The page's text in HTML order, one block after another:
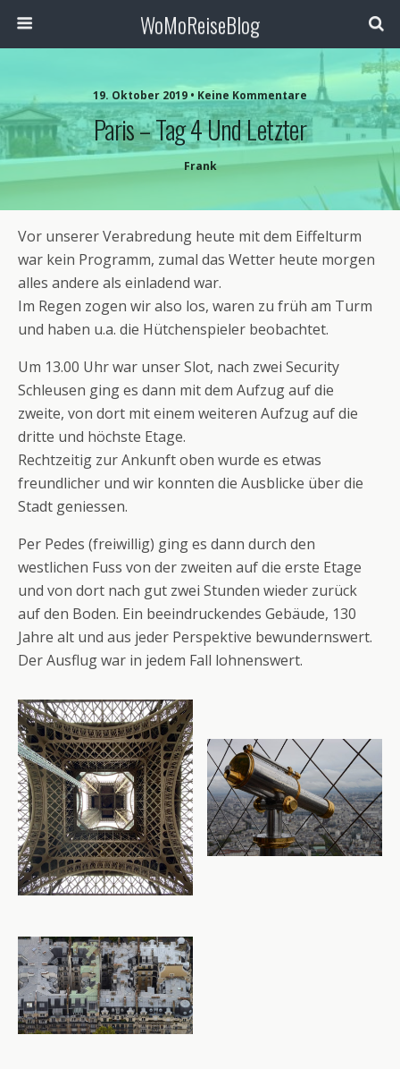
WoMoReiseBlog
19. Oktober 2019 • Keine Kommentare
Paris – Tag 4 Und Letzter
Frank
Vor unserer Verabredung heute mit dem Eiffelturm
war kein Programm, zumal das Wetter heute morgen
alles andere als einladend war.
Im Regen zogen wir also los, waren zu früh am Turm
und haben u.a. die Hütchenspieler beobachtet.
Um 13.00 Uhr war unser Slot, nach zwei Security
Schleusen ging es dann mit dem Aufzug auf die
zweite, von dort mit einem weiteren Aufzug auf die
dritte und höchste Etage.
Rechtzeitig zur Ankunft oben wurde es etwas
freundlicher und wir konnten die Ausblicke über die
Stadt geniessen.
Per Pedes (freiwillig) ging es dann durch den
westlichen Fuss von der zweiten auf die erste Etage
und von dort nach gut zwei Stunden wieder zurück
auf den Boden. Ein beeindruckendes Gebäude, 130
Jahre alt und aus jeder Perspektive bewundernswert.
Der Ausflug war in jedem Fall lohnenswert.